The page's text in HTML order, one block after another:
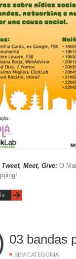
Tweet, Meet, Give: O
03 bandas
SEM CATEGORIA